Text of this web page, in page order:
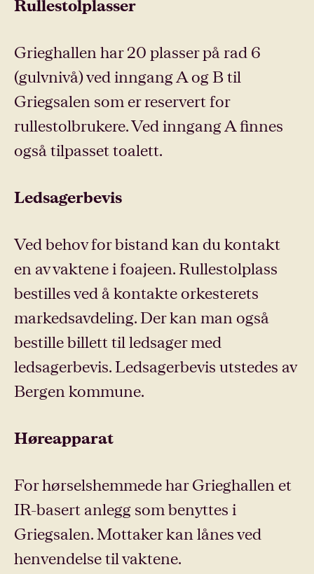
Rullestolplasser
Grieghallen har 20 plasser på rad 6
(gulvnivå) ved inngang A og B til
Griegsalen som er reservert for
rullestolbrukere. Ved inngang A finnes
også tilpasset toalett.
Ledsagerbevis
Ved behov for bistand kan du kontakt
en av vaktene i foajeen. Rullestolplass
bestilles ved å kontakte orkesterets
markedsavdeling. Der kan man også
bestille billett til ledsager med
ledsagerbevis. Ledsagerbevis utstedes av
Bergen kommune.
Høreapparat
For hørselshemmede har Grieghallen et
IR-basert anlegg som benyttes i
Griegsalen. Mottaker kan lånes ved
henvendelse til vaktene.